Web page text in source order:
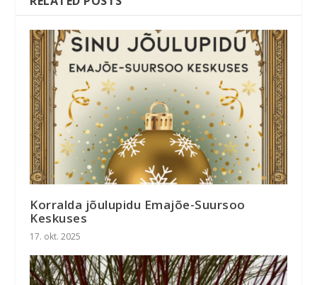
Korralda jõulupidu Emajõe-Suursoo
Keskuses
17. okt. 2025